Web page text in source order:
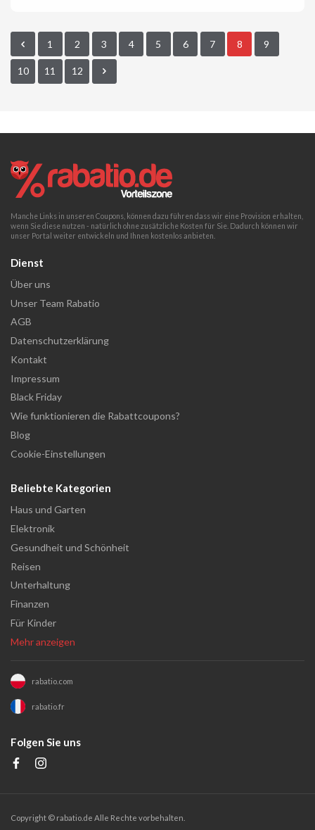
1 2 3 4 5 6 7 8 9
10 11 12
Manche Links in unseren Coupons, können dazu führen dass wir eine Provision erhalten,
wenn Sie diese nutzen - natürlich ohne zusätzliche Kosten für Sie. Dadurch können wir
unser Portal weiter entwickeln und Ihnen kostenlos anbieten.
Dienst
Über uns
Unser Team Rabatio
AGB
Datenschutzerklärung
Kontakt
Impressum
Black Friday
Wie funktionieren die Rabattcoupons?
Blog
Cookie-Einstellungen
Beliebte Kategorien
Haus und Garten
Elektronik
Gesundheit und Schönheit
Reisen
Unterhaltung
Finanzen
Für Kinder
Mehr anzeigen
rabatio.com
rabatio.fr
Folgen Sie uns
Copyright © rabatio.de Alle Rechte vorbehalten.